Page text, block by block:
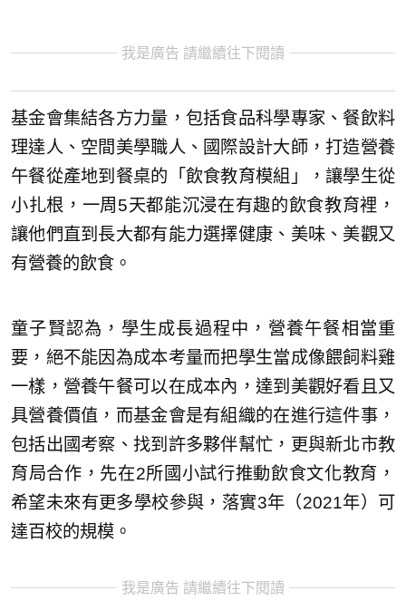
我是廣告 請繼續往下閱讀
基金會集結各方力量，包括食品科學專家、餐飲料
理達人、空間美學職人、國際設計大師，打造營養
午餐從產地到餐桌的「飲食教育模組」，讓學生從
小扎根，一周5天都能沉浸在有趣的飲食教育裡，
讓他們直到長大都有能力選擇健康、美味、美觀又
有營養的飲食。
童子賢認為，學生成長過程中，營養午餐相當重
要，絕不能因為成本考量而把學生當成像餵飼料雞
一樣，營養午餐可以在成本內，達到美觀好看且又
具營養價值，而基金會是有組織的在進行這件事，
包括出國考察、找到許多夥伴幫忙，更與新北市教
育局合作，先在2所國小試行推動飲食文化教育，
希望未來有更多學校參與，落實3年（2021年）可
達百校的規模。
我是廣告 請繼續往下閱讀